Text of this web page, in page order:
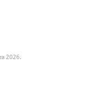
2026.